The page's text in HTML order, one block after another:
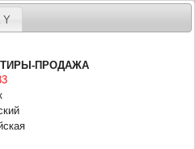
Y
ПРОДАЖА